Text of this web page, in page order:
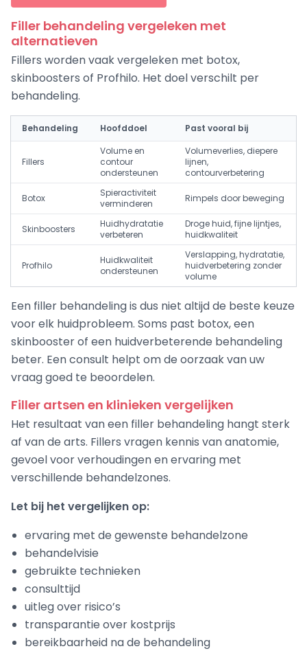
Filler behandeling vergeleken met
alternatieven
Fillers worden vaak vergeleken met botox,
skinboosters of Profhilo. Het doel verschilt per
behandeling.
Behandeling Hoofddoel Past vooral bij
Fillers
Volume en
contour
ondersteunen
Volumeverlies, diepere
lijnen,
contourverbetering
Botox
Spieractiviteit
verminderen
Rimpels door beweging
Skinboosters
Huidhydratatie
verbeteren
Droge huid, fijne lijntjes,
huidkwaliteit
Profhilo
Huidkwaliteit
ondersteunen
Verslapping, hydratatie,
huidverbetering zonder
volume
Een filler behandeling is dus niet altijd de beste keuze
voor elk huidprobleem. Soms past botox, een
skinbooster of een huidverbeterende behandeling
beter. Een consult helpt om de oorzaak van uw
vraag goed te beoordelen.
Filler artsen en klinieken vergelijken
Het resultaat van een filler behandeling hangt sterk
af van de arts. Fillers vragen kennis van anatomie,
gevoel voor verhoudingen en ervaring met
verschillende behandelzones.
Let bij het vergelijken op:
ervaring met de gewenste behandelzone
behandelvisie
gebruikte technieken
consulttijd
uitleg over risico’s
transparantie over kostprijs
bereikbaarheid na de behandeling